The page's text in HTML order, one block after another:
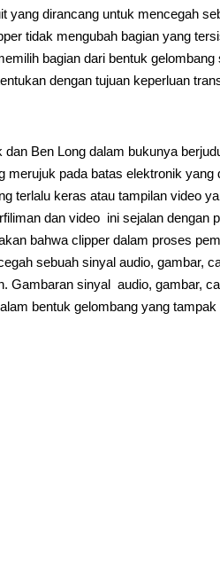
yang dirancang untuk mencegah
tidak mengubah bagian yang
bagian dari bentuk
dengan tujuan keperluan
Ben Long dalam bukunya
pada batas elektronik yang
terlalu keras atau tampilan video
dan video ini sejalan dengan
bahwa clipper dalam proses
sebuah sinyal audio, gambar,
Gambaran sinyal audio, gambar,
bentuk gelombang yang